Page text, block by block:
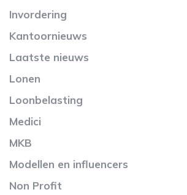
Invordering
Kantoornieuws
Laatste nieuws
Lonen
Loonbelasting
Medici
MKB
Modellen en influencers
Non Profit